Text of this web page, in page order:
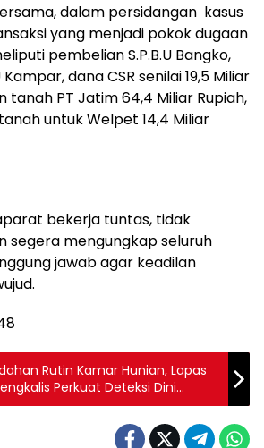
dalam persidangan kasus
yang menjadi pokok dugaan
pembelian S.P.B.U Bangko,
dana CSR senilai 19,5 Miliar
tanah PT Jatim 64,4 Miliar Rupiah,
untuk Welpet 14,4 Miliar
bekerja tuntas, tidak
segera mengungkap seluruh
jawab agar keadilan
Rutin Kamar Hunian, Lapas
Perkuat Deteksi Dini
Kamtib